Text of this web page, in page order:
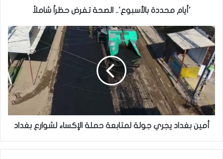
'أيام محددة بالأسبوع'.. الصحة تفرض حظراً شاملاً
أمين
بغداد
يجري
جولة
لمتابعة
حملة
الإكساء
لشوارع
بغداد
أمين بغداد يجري جولة لمتابعة حملة الإكساء لشوارع بغداد